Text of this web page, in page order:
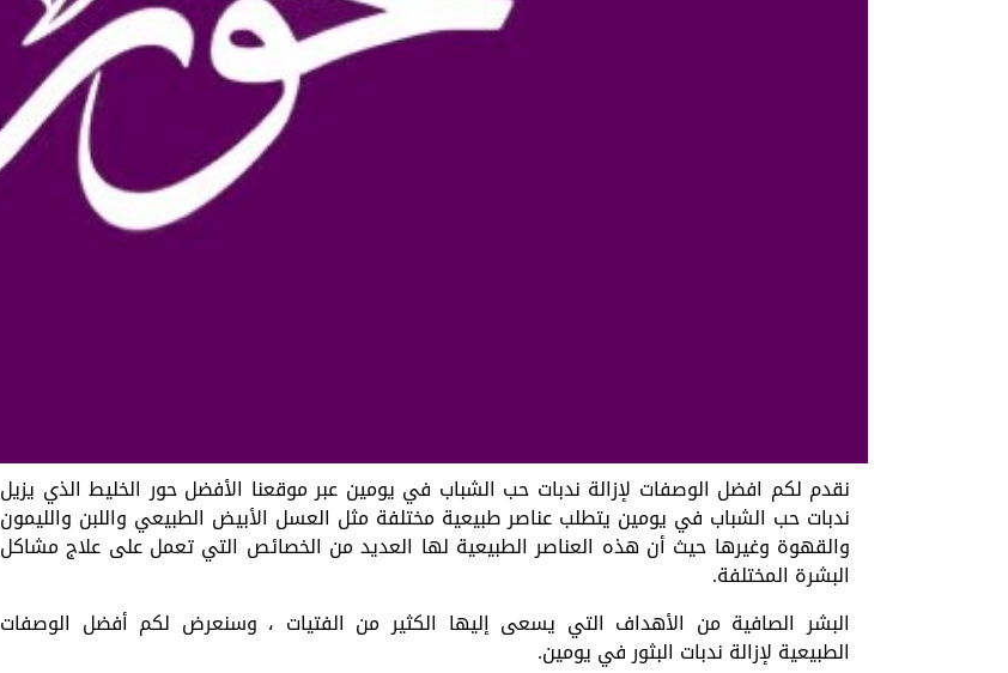
نقدم لكم افضل الوصفات لإزالة ندبات حب الشباب في يومين عبر موقعنا الأفضل حور الخليط الذي يزيل
ندبات حب الشباب في يومين يتطلب عناصر طبيعية مختلفة مثل العسل الأبيض الطبيعي واللبن والليمون
والقهوة وغيرها حيث أن هذه العناصر الطبيعية لها العديد من الخصائص التي تعمل على علاج مشاكل
البشرة المختلفة.
البشر الصافية من الأهداف التي يسعى إليها الكثير من الفتيات ، وسنعرض لكم أفضل الوصفات
الطبيعية لإزالة ندبات البثور في يومين.